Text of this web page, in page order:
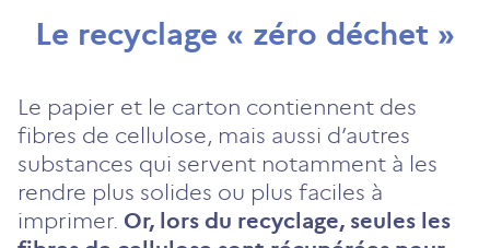
un
onglet)
un
onglet)
un
onglet)
un
onglet)
un
onglet)
Le recyclage « zéro déchet »
Le papier et le carton contiennent des
fibres de cellulose, mais aussi d’autres
substances qui servent notamment à les
rendre plus solides ou plus faciles à
imprimer. Or, lors du recyclage, seules les